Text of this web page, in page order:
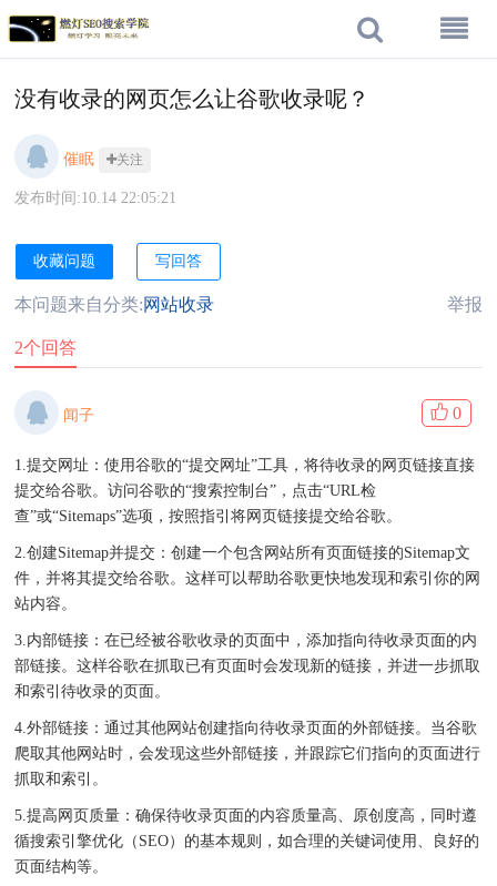
没有收录的网页怎么让谷歌收录呢？
催眠 关注
发布时间:10.14 22:05:21
收藏问题 写回答
本问题来自分类:网站收录 举报
2个回答
闻子 0
1.提交网址：使用谷歌的“提交网址”工具，将待收录的网页链接直接
提交给谷歌。访问谷歌的“搜索控制台”，点击“URL检
查”或“Sitemaps”选项，按照指引将网页链接提交给谷歌。
2.创建Sitemap并提交：创建一个包含网站所有页面链接的Sitemap文
件，并将其提交给谷歌。这样可以帮助谷歌更快地发现和索引你的网
站内容。
3.内部链接：在已经被谷歌收录的页面中，添加指向待收录页面的内
部链接。这样谷歌在抓取已有页面时会发现新的链接，并进一步抓取
和索引待收录的页面。
4.外部链接：通过其他网站创建指向待收录页面的外部链接。当谷歌
爬取其他网站时，会发现这些外部链接，并跟踪它们指向的页面进行
抓取和索引。
5.提高网页质量：确保待收录页面的内容质量高、原创度高，同时遵
循搜索引擎优化（SEO）的基本规则，如合理的关键词使用、良好的
页面结构等。